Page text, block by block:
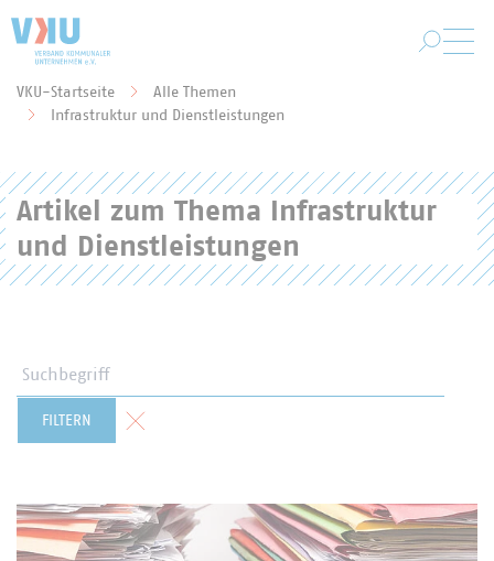
Sie befinden sich hier:
VKU-Startseite
Alle Themen
Infrastruktur und Dienstleistungen
Artikel zum Thema Infrastruktur
und Dienstleistungen
FILTERN Formular zurücksetzen